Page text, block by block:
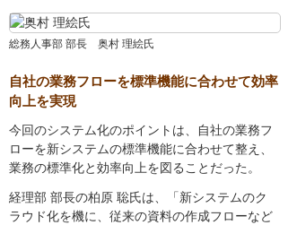
総務人事部 部長 奥村 理絵氏
自社の業務フローを標準機能に合わせて効率
向上を実現
今回のシステム化のポイントは、自社の業務フ
ローを新システムの標準機能に合わせて整え、
業務の標準化と効率向上を図ることだった。
経理部 部長の柏原 聡氏は、「新システムのク
ラウド化を機に、従来の資料の作成フローなど